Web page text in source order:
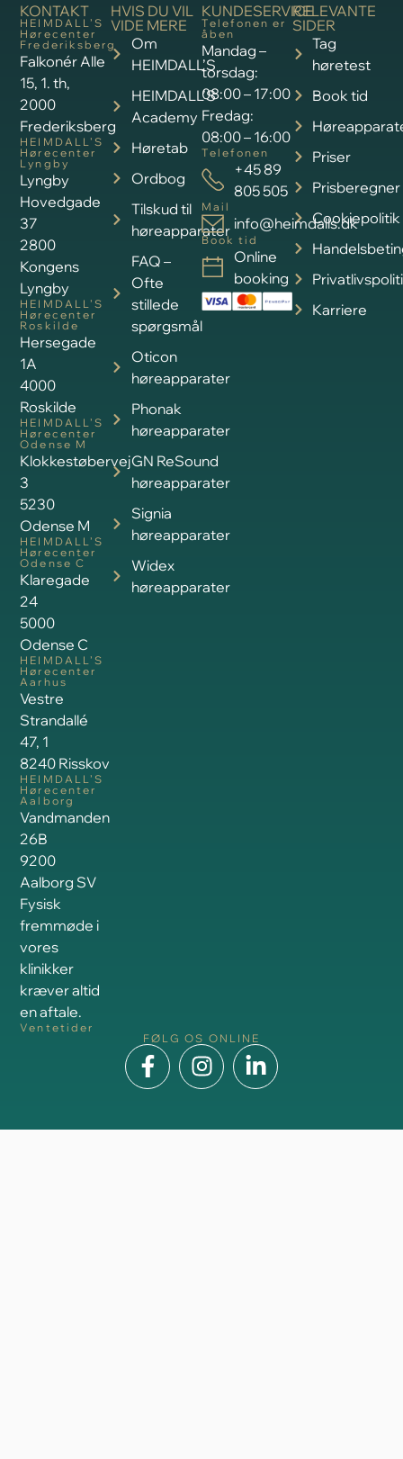
KONTAKT
HEIMDALL’S
Hørecenter
Frederiksberg
Falkonér Alle
15, 1. th,
2000
Frederiksberg
HEIMDALL’S
Hørecenter
Lyngby
Lyngby
Hovedgade
37
2800
Kongens
Lyngby
HEIMDALL’S
Hørecenter
Roskilde
Hersegade
1A
4000
Roskilde
HEIMDALL’S
Hørecenter
Odense M
Klokkestøbervej
3
5230
Odense M
HEIMDALL’S
Hørecenter
Odense C
Klaregade
24
5000
Odense C
HEIMDALL’S
Hørecenter
Aarhus
Vestre
Strandallé
47, 1
8240 Risskov
HEIMDALL’S
Hørecenter
Aalborg
Vandmanden
26B
9200
Aalborg SV
Fysisk
fremmøde i
vores
klinikker
kræver altid
en aftale.
Ventetider
RELEVANTE
SIDER
Tag
høretest
Book tid
Priser
Prisberegner
Cookiepolitik
Karriere
HVIS DU VIL
VIDE MERE
Om
HEIMDALL’S
HEIMDALL’S
Academy
Høretab
Ordbog
Tilskud til
høreapparater
FAQ –
Ofte
stillede
spørgsmål
Oticon
høreapparater
Phonak
høreapparater
GN ReSound
høreapparater
Signia
høreapparater
Widex
høreapparater
KUNDESERVICE
Telefonen er
åben
Mandag –
torsdag:
08:00 – 17:00
Fredag:
08:00 – 16:00
Telefonen
+45 89
805 505
Mail
info@heimdalls.dk
Book tid
Online
booking
FØLG OS ONLINE